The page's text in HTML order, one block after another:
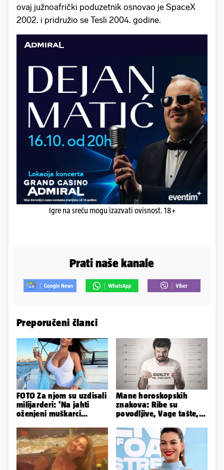
ovaj južnoafrički poduzetnik osnovao je SpaceX
2002. i pridružio se Tesli 2004. godine.
Igre na sreću mogu izazvati ovisnost. 18+
Prati naše kanale
Preporučeni članci
FOTO Za njom su uzdisali
milijarderi: 'Na jahti
oženjeni muškarci
Mane horoskopskih
znakova: Ribe su
povodljive, Vage tašte,
sebičan...